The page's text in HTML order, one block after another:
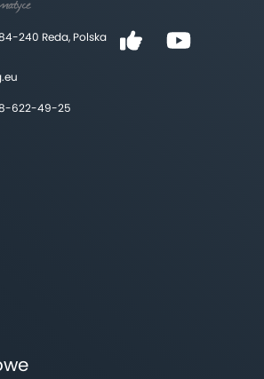
240 Reda, Polska
622-49-25